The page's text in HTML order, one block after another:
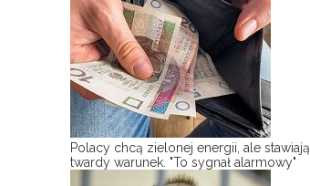
Polacy chcą zielonej energii, ale stawiają
twardy warunek. "To sygnał alarmowy"